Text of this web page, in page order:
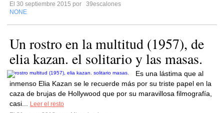
El 30 septiembre 2015 por
39escalones
NONE
Un rostro en la multitud (1957), de
elia kazan. el solitario y las masas.
Es una lástima que al
inmenso Elia Kazan se le recuerde más por su triste papel en la
caza de brujas de Hollywood que por su maravillosa filmografía,
casi...
Leer el resto